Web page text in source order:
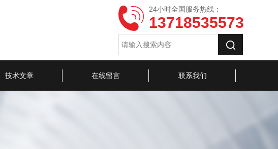
24小时全国服务热线：
13718535573
技术文章 在线留言 联系我们